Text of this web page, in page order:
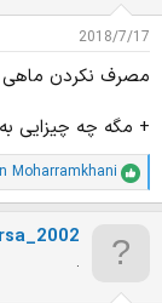
:
2018/7/17
مصرف نکردن
+ مگه چه چیزایی
ا
م
Moharramkhani
.